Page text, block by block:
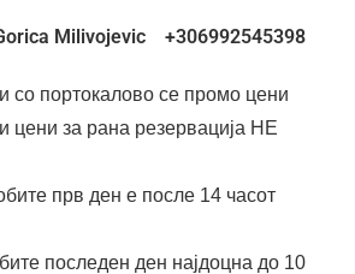
Milivojevic +306992545398
со портокалово се промо цени
цени за рана резервација НЕ
прв ден е после 14 часот
последен ден најдоцна до 10